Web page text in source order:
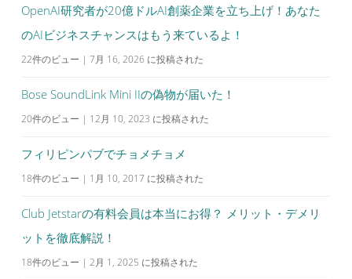
OpenAI研究者が20億ドルAI創薬企業を立ち上げ！あなた
のAIビジネスチャンスはもう来ているよ！
22件のビュー | 7月 16, 2026 に投稿された
Bose SoundLink Mini IIの偽物が届いた！
20件のビュー | 12月 10, 2023 に投稿された
フィリピンパブでチョメチョメ
18件のビュー | 1月 10, 2017 に投稿された
Club Jetstarの有料会員は本当にお得？ メリット・デメリ
ットを徹底解説！
18件のビュー | 2月 1, 2025 に投稿された